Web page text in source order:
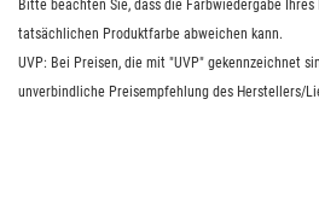
Bitte beachten Sie, dass die Farbwiedergabe
tatsächlichen Produktfarbe abweichen kann.
UVP: Bei Preisen, die mit "UVP" gekennzeichnet
unverbindliche Preisempfehlung des Herstellers/